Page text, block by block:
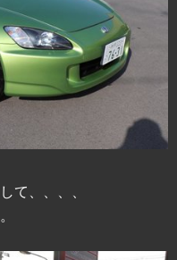
て、、、、